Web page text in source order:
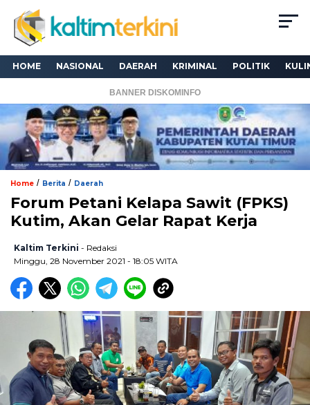
HOME NASIONAL DAERAH KRIMINAL POLITIK
BANNER DISKOMINFO
Home / Berita / Daerah
Forum Petani Kelapa Sawit (FPKS)
Kutim, Akan Gelar Rapat Kerja
Kaltim Terkini - Redaksi
Minggu, 28 November 2021 - 18:05 WITA